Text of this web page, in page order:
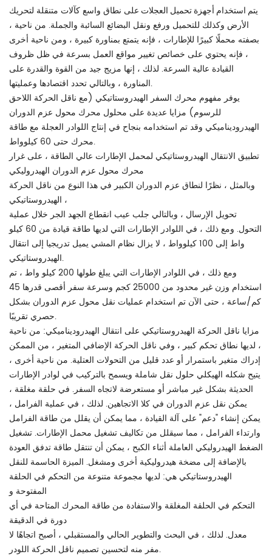
يتم استخدام أجهزة تحميل العجلات على نطاق واسع كآلات متنقلة لتحريك
الأرض وكذلك للتحميل ورفع ونقل البضائع السائبة والجملة. من ناحية ،
بصفته محملًا كبيرًا للإطارات ، فإنه يتمتع بمناورة كبيرة ، ومن ناحية أخرى
، فإنه يحتوي على خصائص تغيير مواقع العمل بسرعة في ظل ظروف
القيادة عالية السرعة. لذلك ، إنها مزيج جيد من القوة والقدرة على
المناورة ، وبالتالي تحدد اقتصادها وعمليتها.
يوفر مفهوم محرك السفر الهيدروستاتيكي (مع ناقل الحركة اللاحق
للرسوم) مزايا عديدة على محلول محرك محول عزم الدوران
الهيدروديناميكي وقد تم استخدامه بنجاح في إنتاج اللوادر العجلة مع طاقة
محرك حتى 60 كيلوواط.
تطبيق الانتقال الهيدروستاتيكي لمحمل الإطارات عالي الطاقة ، على غرار
محرك محول عزم الدوران الهيدروليكي
وبالمثل ، نظرًا لنطاق عزم الدوران الكبير في هذا النوع من ناقل الحركة
الهيدروستاتيكي ،
تحويل الإرسال ، وبالتالي جلب عيب انقطاع الجهد الجر خلال عملية
التحول. ومع ذلك ، في اللوادر الإطارات التي لديها طاقة قيادة من 60 كيلو
واط إلى 100 كيلوواط ، لا يزال نظام المشي يميل تدريجيا إلى انتقال
الهيدروستاتيكي.
ومع ذلك ، في اللوادر الإطارات التي يبلغ طولها 200 كيلو واط ، تم
استخدام وزن غير محدود من 25000 كجم وسرعة سفر أقصى قدرها 45
كم/ساعة ، حتى الآن تم استخدام عمليات نقل محول عزم الدوران بشكل
حصري تقريبًا.
مزايا ناقل الحركة الهيدروستاتيكي على انتقال الهيدروديناميكي: من ناحية
، لديها نطاق تحكم كبير ، وفي ناقل الحركة الإضافي المتغير ، من الممكن
إدراك متغير باستمرار أو عدد قليل من التحولات العتلية. من ناحية أخرى ،
يتيح شكله الهيكلي حلول نقل شاملة ويسمح بالتركيب في لوادر الإطارات
الحديثة بشكل غير مباشر أو مستعرضة لاتجاه السفر. في حلقة مغلقة ،
يمكن نقل عزم الدوران في كلا الاتجاهين. لذلك ، في عملية الفرامل ،
يمكن إنشاء "دعم" على آلة القيادة ، مما يمكن أن يقلل من طاقة الفرامل
وارتداء الفرامل ، مما سيقلل من تكاليف تشغيل محمل الإطارات. تشغيل
الضغط الهيدروليكي العاملة أثناء الكبح ، يمكن أن تنتقل طاقة تدفق العودة
بالإضافة إلى مضخة هيدروليكية أخرى ومشغل. الميزة الحاسمة للنقل
الهيدروستاتيكي هي: لديها مجموعة متنوعة من التحكم في الحلقة
المفتوحة و
التحكم في الحلقة المغلقة والاستفادة من طاقة المحرك المتاحة في أي
دورة في الدقيقة
معدل. لذلك ، في البحث والتطوير الحالي والمستقبلي ، أصبح اتجاهًا لا
مفر منه لتحسين تصميم ناقل الحركة اللودر.